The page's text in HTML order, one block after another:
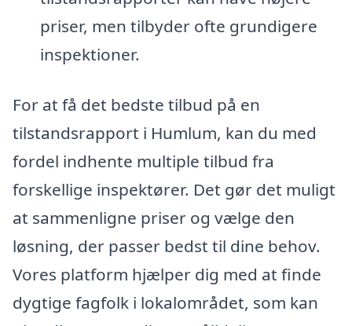
priser, men tilbyder ofte grundigere
inspektioner.
For at få det bedste tilbud på en
tilstandsrapport i Humlum, kan du med
fordel indhente multiple tilbud fra
forskellige inspektører. Det gør det muligt
at sammenligne priser og vælge den
løsning, der passer bedst til dine behov.
Vores platform hjælper dig med at finde
dygtige fagfolk i lokalområdet, som kan